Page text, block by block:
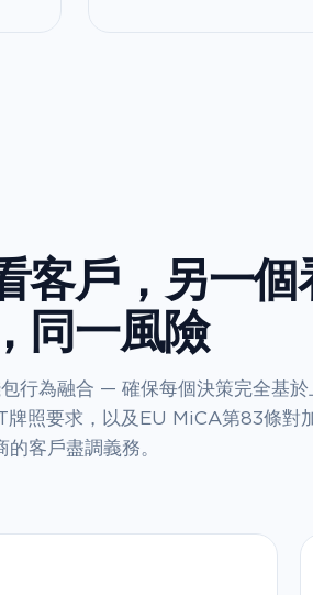
客戶，另一個
同一風險
行為融合 — 確保每個決策完全基於
照要求，以及EU MiCA第83條對
的客戶盡調義務。